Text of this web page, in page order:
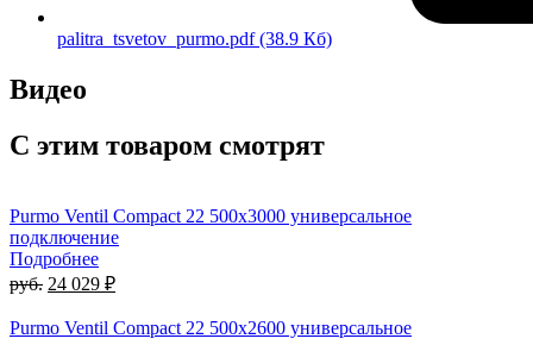
palitra_tsvetov_purmo.pdf(38.9 Кб)
Видео
С этим товаром смотрят
Purmo Ventil Compact 22 500х3000 универсальное
подключение
Подробнее
руб. 24 029 ₽
Purmo Ventil Compact 22 500х2600 универсальное